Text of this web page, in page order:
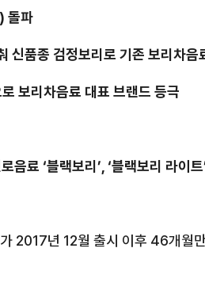
) 돌파
신품종 검정보리로 기존 보리차음
보리차음료 대표 브랜드 등극
음료 ‘블랙보리’ ‘블랙보리 라이트
2017년 12월 출시 이후 46개월